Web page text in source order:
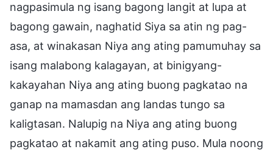
nagpasimula ng isang bagong langit at lupa at
bagong gawain, naghatid Siya sa atin ng pag-
asa, at winakasan Niya ang ating pamumuhay sa
isang malabong kalagayan, at binigyang-
kakayahan Niya ang ating buong pagkatao na
ganap na mamasdan ang landas tungo sa
kaligtasan. Nalupig na Niya ang ating buong
pagkatao at nakamit ang ating puso. Mula noong